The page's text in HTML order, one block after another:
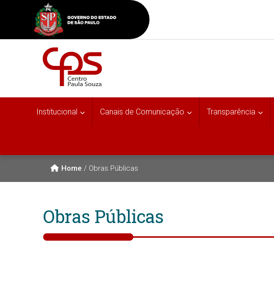
Institucional Canais de Comunicação Transparência
Home / Obras Públicas
Obras Públicas